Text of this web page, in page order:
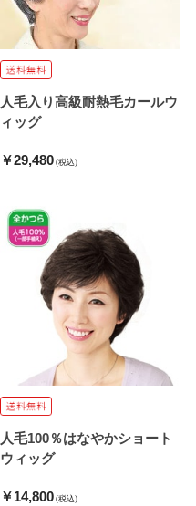
人毛入り高級耐熱毛カールウ
ィッグ
￥29,480 (税込)
人毛100％はなやかショート
ウィッグ
￥14,800 (税込)